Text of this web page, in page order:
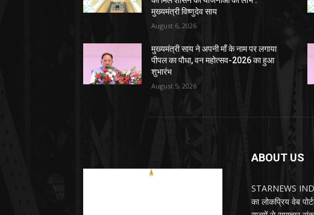
मुख्यमंत्री विष्णुदेव साय
August 6, 2026
मुख्यमंत्री साय ने अपनी माँ के नाम पर लगाया
पीपल का पौधा, वन महोत्सव-2026 का हुआ
शुभारंभ
August 5, 2026
ABOUT US
STARNEWS IND
का लोकप्रिय वेब